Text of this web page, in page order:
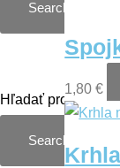
Search
Kategórie
Hľadať produkt
Search
1,80€